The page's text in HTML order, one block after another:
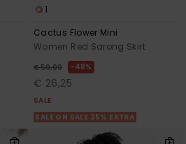
1
Cactus Flower Mini
Women Red Sarong Skirt
€ 50,00 48%
€ 26,25
SALE
SALE ON SALE 25% EXTRA